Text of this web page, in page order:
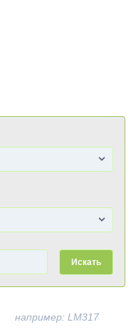
Искать
например: LM317